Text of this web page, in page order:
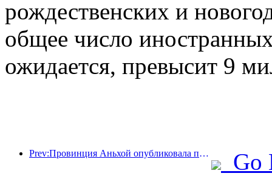
рождественских и
общее число
ожидается, превысит 9
Prev:Провинция Аньхой опубликовала проект «15-го пятилетнего плана», направленный на развитие индустрии культурного туризма в качестве одной из ключевых отраслей экономики. Go